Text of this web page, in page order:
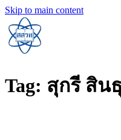
Skip to main content
Tag: สุกรี สิ